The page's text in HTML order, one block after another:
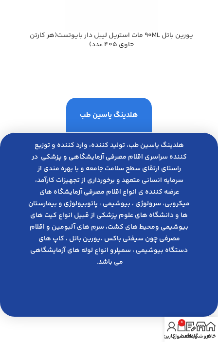
يورين باتل 90ML مات استريل ليبل دار بايوتست(هر كارتن
حاوي 405 عدد)
هلدینگ یاسین طب
هلدینگ یاسین طب، تولید کننده، وارد کننده و توزیع
کننده سراسری اقلام مصرفی آزمایشگاهی و پزشکی در
راﺳﺘﺎی ارﺗﻘﺎی ﺳﻄﺢ ﺳﻼﻣﺖ ﺟﺎﻣﻌﻪ و ﺑﺎ ﺑﻬﺮه ﻣﻨﺪی از
ﺳﺮﻣﺎﯾﻪ انسانی متعهد و ﺑﺮﺧﻮرداری از ﺗﺠﻬﯿﺰات ﮐﺎرآﻣﺪ،
عرضه کننده ی انواع اﻗﻼم مصرفی آزﻣﺎﯾﺸﮕﺎه های
میکروبی، ﺳﺮوﻟﻮژی ، ﺑﯿﻮﺷﯿﻤﯽ ، پاتوبیولوژی و بیمارستان
ها و دانشگاه های علوم پزشکی از قبیل انواع کیت های
بیوشیمی ومحیط های کشت، سرم های آلبومین و اقلام
مصرفی چون سیفتی باکس ،یورین باتل ، کاپ های
دستگاه بیوشیمی ، سمپلرو انواع لوله های آزمایشگاهی
می باشد.
خانهفروشگاهوبلاگ
0
محصول
حساب کاربری من